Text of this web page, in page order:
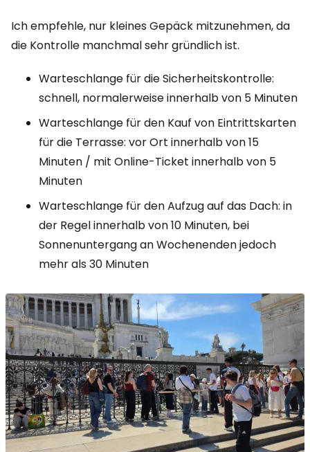
Ich empfehle, nur kleines Gepäck mitzunehmen, da
die Kontrolle manchmal sehr gründlich ist.
Warteschlange für die Sicherheitskontrolle:
schnell, normalerweise innerhalb von 5 Minuten
Warteschlange für den Kauf von Eintrittskarten
für die Terrasse: vor Ort innerhalb von 15
Minuten / mit Online-Ticket innerhalb von 5
Minuten
Warteschlange für den Aufzug auf das Dach: in
der Regel innerhalb von 10 Minuten, bei
Sonnenuntergang an Wochenenden jedoch
mehr als 30 Minuten